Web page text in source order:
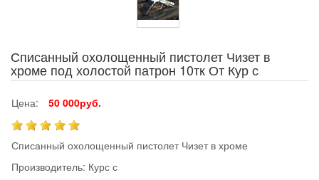
Списанный охолощенный пистолет Чизет в
хроме под холостой патрон 10тк От Кур с
Цена: 50 000руб.
Списанный охолощенный пистолет Чизет в хроме
Производитель: Курс с